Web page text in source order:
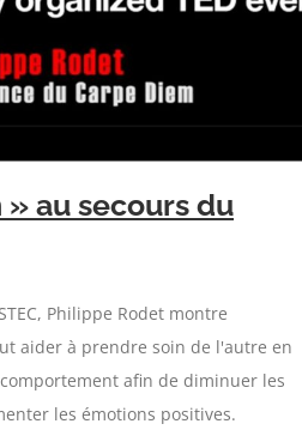
au secours du
Philippe Rodet montre
aider à prendre soin de l'autre en
afin de diminuer les
les émotions positives.